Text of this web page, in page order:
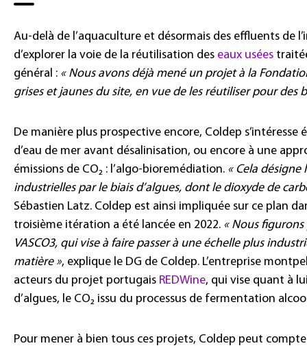
Au-delà de l’aquaculture et désormais des effluents de
d’explorer la voie de la réutilisation des eaux usées
général : « Nous avons déjà mené un projet à la
grises et jaunes du site, en vue de les réutiliser pour des
De manière plus prospective encore, Coldep
d’eau de mer avant désalinisation, ou encore à une
émissions de CO₂ : l’algo-bioremédiation. « Cela désigne
industrielles par le biais d’algues, dont le dioxyde de
Sébastien Latz. Coldep est ainsi impliquée sur ce plan
troisième itération a été lancée en 2022. « Nous
VASCO3, qui vise à faire passer à une échelle plus
matière », explique le DG de Coldep. L’entreprise
acteurs du projet portugais REDWine, qui vise quant à
d’algues, le CO₂ issu du processus de fermentation
Pour mener à bien tous ces projets, Coldep peut